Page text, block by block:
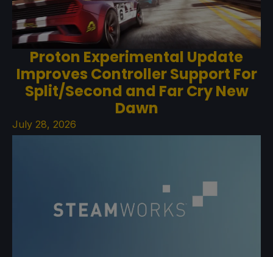
Proton Experimental Update
Improves Controller Support For
Split/Second and Far Cry New
Dawn
July 28, 2026